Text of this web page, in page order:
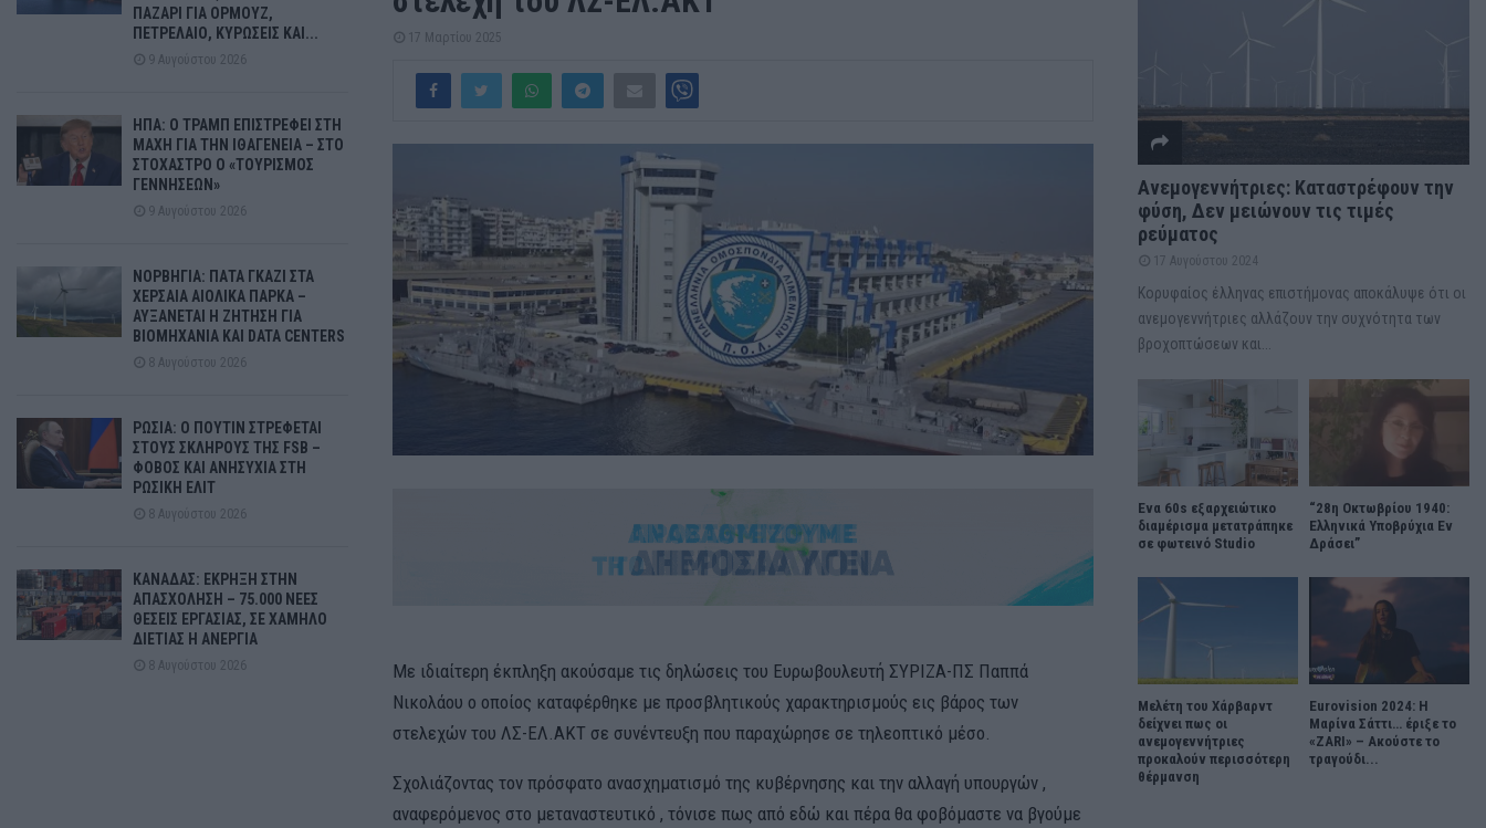
17 Μαρτίου 2025
Με ιδιαίτερη έκπληξη ακούσαμε τις δηλώσεις του Ευρωβουλευτή ΣΥΡΙΖΑ-ΠΣ Παππά
Νικολάου ο οποίος καταφέρθηκε με προσβλητικούς χαρακτηρισμούς εις βάρος των
στελεχών του ΛΣ-ΕΛ.ΑΚΤ σε συνέντευξη που παραχώρησε σε τηλεοπτικό μέσο.
Σχολιάζοντας τον πρόσφατο ανασχηματισμό της κυβέρνησης και την αλλαγή υπουργών ,
αναφερόμενος στο μεταναστευτικό , τόνισε πως από εδώ και πέρα θα φοβόμαστε να βγούμε
ΠΑΖΑΡΙ ΓΙΑ ΟΡΜΟΥΖ,
ΠΕΤΡΕΛΑΙΟ, ΚΥΡΩΣΕΙΣ ΚΑΙ...
9 Αυγούστου 2026
ΗΠΑ: Ο ΤΡΑΜΠ ΕΠΙΣΤΡΕΦΕΙ ΣΤΗ
ΜΑΧΗ ΓΙΑ ΤΗΝ ΙΘΑΓΕΝΕΙΑ – ΣΤΟ
ΣΤΟΧΑΣΤΡΟ Ο «ΤΟΥΡΙΣΜΟΣ
ΓΕΝΝΗΣΕΩΝ»
9 Αυγούστου 2026
ΝΟΡΒΗΓΙΑ: ΠΑΤΑ ΓΚΑΖΙ ΣΤΑ
ΧΕΡΣΑΙΑ ΑΙΟΛΙΚΑ ΠΑΡΚΑ –
ΑΥΞΑΝΕΤΑΙ Η ΖΗΤΗΣΗ ΓΙΑ
ΒΙΟΜΗΧΑΝΙΑ ΚΑΙ DATA CENTERS
8 Αυγούστου 2026
ΡΩΣΙΑ: Ο ΠΟΥΤΙΝ ΣΤΡΕΦΕΤΑΙ
ΣΤΟΥΣ ΣΚΛΗΡΟΥΣ ΤΗΣ FSB –
ΦΟΒΟΣ ΚΑΙ ΑΝΗΣΥΧΙΑ ΣΤΗ
ΡΩΣΙΚΗ ΕΛΙΤ
8 Αυγούστου 2026
ΚΑΝΑΔΑΣ: ΕΚΡΗΞΗ ΣΤΗΝ
ΑΠΑΣΧΟΛΗΣΗ – 75.000 ΝΕΕΣ
ΘΕΣΕΙΣ ΕΡΓΑΣΙΑΣ, ΣΕ ΧΑΜΗΛΟ
ΔΙΕΤΙΑΣ Η ΑΝΕΡΓΙΑ
8 Αυγούστου 2026
Ανεμογεννήτριες: Καταστρέφουν την
φύση, Δεν μειώνουν τις τιμές
ρεύματος
17 Αυγούστου 2024
Κορυφαίος έλληνας επιστήμονας αποκάλυψε ότι οι
ανεμογεννήτριες αλλάζουν την συχνότητα των
βροχοπτώσεων και...
Ένα 60s εξαρχειώτικο
διαμέρισμα μετατράπηκε
σε φωτεινό Studio
“28η Οκτωβρίου 1940:
Ελληνικά Υποβρύχια Εν
Δράσει”
Μελέτη του Χάρβαρντ
δείχνει πως οι
ανεμογεννήτριες
προκαλούν περισσότερη
θέρμανση
Eurovision 2024: Η
Μαρίνα Σάττι… έριξε το
«ZARI» – Ακούστε το
τραγούδι...